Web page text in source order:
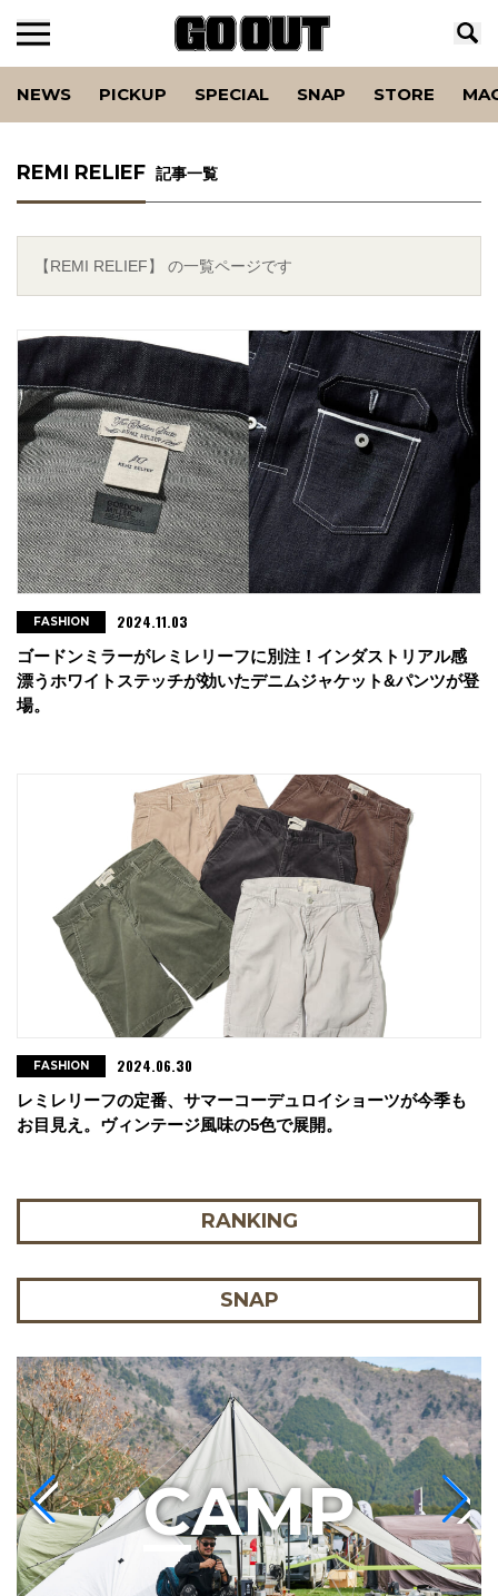
NEWS PICKUP SPECIAL SNAP STORE
REMI RELIEF 記事一覧
【REMI RELIEF】 の一覧ページです
ゴードンミラーがレミレリーフに別注！インダストリアル感
漂うホワイトステッチが効いたデニムジャケット&パンツが登
場。
FASHION 2024.11.03
レミレリーフの定番、サマーコーデュロイショーツが今季も
お目見え。ヴィンテージ風味の5色で展開。
FASHION 2024.06.30
RANKING
SNAP
CAMP